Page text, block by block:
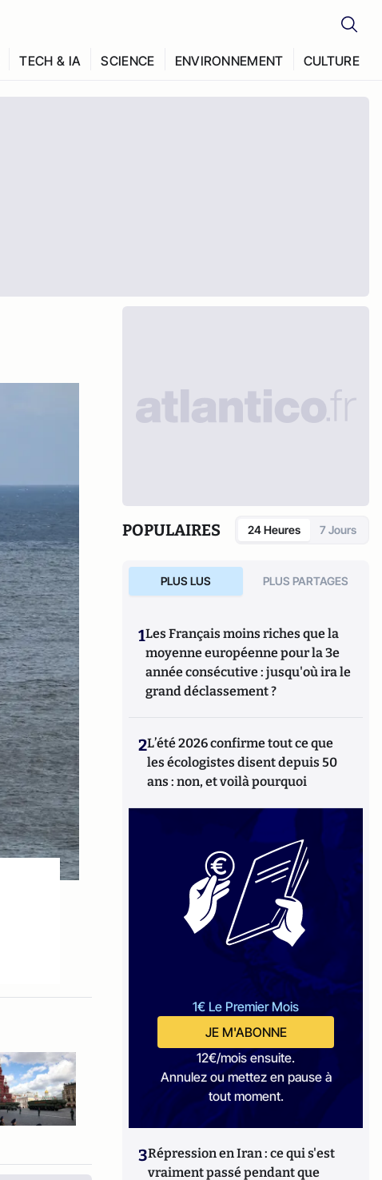
TECH & IA SCIENCE ENVIRONNEMENT CULTURE
POPULAIRES 24 Heures 7 Jours
PLUS LUS PLUS PARTAGES
1Les Français moins riches que la
moyenne européenne pour la 3e
année consécutive : jusqu'où ira le
grand déclassement ?
2L’été 2026 confirme tout ce que
les écologistes disent depuis 50
ans : non, et voilà pourquoi
1€ Le Premier Mois
JE M'ABONNE
12€/mois ensuite.
Annulez ou mettez en pause à
tout moment.
3Répression en Iran : ce qui s'est
vraiment passé pendant que